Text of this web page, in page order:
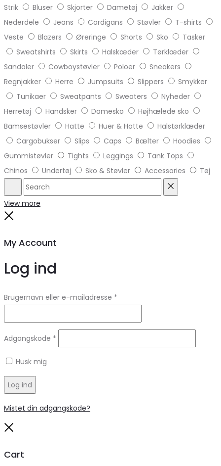
Strik
Bluser Skjorter Dametøj
Jakker
Nederdele
Jeans Cardigans Støvler
T-shirts
Veste
Blazers Øreringe Shorts Sko
Tasker
Sweatshirts
Skirts Halskæder
Tørklæder
Sandaler
Cowboystøvler Poloer
Sneakers
Regnjakker
Herre Jumpsuits Slippers
Smykker
Tunikaer
Sweatpants Sweaters
Nyheder
Herretøj
Handsker Damesko
Højhælede sko
Bamsestøvler
Hatte Huer & Hatte
Halstørklæder
Cargobukser
Slips Caps Bælter
Hoodies
Gummistøvler
Tights Leggings
Tank Tops
Chinos
Undertøj Sko & Støvler Accessories Tøj
Search
View more
My Account
Log ind
Brugernavn eller e-mailadresse *
Adgangskode *
Husk mig
Log ind
Mistet din adgangskode?
Cart